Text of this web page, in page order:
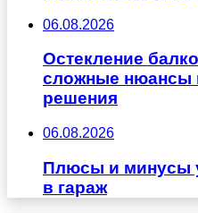
06.08.2026
Остекление
сложные нюансы
решения
06.08.2026
Плюсы и минусы
в гараж